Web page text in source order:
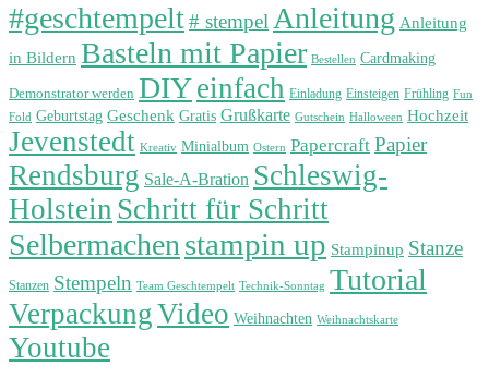
#geschtempelt# stempelAnleitung Anleitung
in Bildern Basteln mit Papier Bestellen Cardmaking
Demonstrator werden DIYeinfach Einladung Einsteigen Frühling Fun
Fold Geburtstag Geschenk Gratis Grußkarte Gutschein Halloween Hochzeit
Jevenstedt Kreativ Minialbum Ostern Papercraft Papier
Rendsburg Sale-A-Bration Schleswig-
Holstein Schritt für Schritt
Selbermachenstampin up Stampinup Stanze
Stanzen Stempeln Team Geschtempelt Technik-Sonntag Tutorial
VerpackungVideo Weihnachten Weihnachtskarte
Youtube